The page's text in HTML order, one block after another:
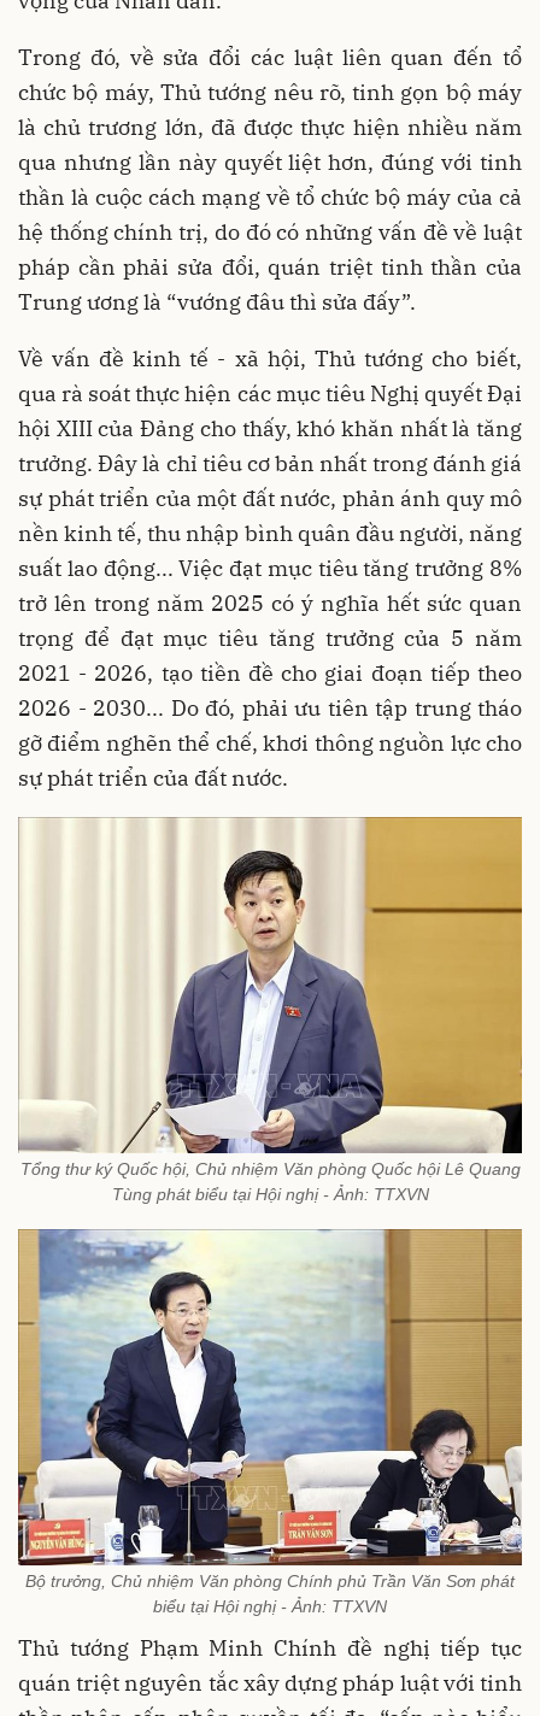
Trong đó, về sửa đổi các luật liên quan đến tổ
chức bộ máy, Thủ tướng nêu rõ, tinh gọn bộ máy
là chủ trương lớn, đã được thực hiện nhiều năm
qua nhưng lần này quyết liệt hơn, đúng với tinh
thần là cuộc cách mạng về tổ chức bộ máy của cả
hệ thống chính trị, do đó có những vấn đề về luật
pháp cần phải sửa đổi, quán triệt tinh thần của
Trung ương là “vướng đâu thì sửa đấy”.
Về vấn đề kinh tế - xã hội, Thủ tướng cho biết,
qua rà soát thực hiện các mục tiêu Nghị quyết Đại
hội XIII của Đảng cho thấy, khó khăn nhất là tăng
trưởng. Đây là chỉ tiêu cơ bản nhất trong đánh giá
sự phát triển của một đất nước, phản ánh quy mô
nền kinh tế, thu nhập bình quân đầu người, năng
suất lao động... Việc đạt mục tiêu tăng trưởng 8%
trở lên trong năm 2025 có ý nghĩa hết sức quan
trọng để đạt mục tiêu tăng trưởng của 5 năm
2021 - 2026, tạo tiền đề cho giai đoạn tiếp theo
2026 - 2030... Do đó, phải ưu tiên tập trung tháo
gỡ điểm nghẽn thể chế, khơi thông nguồn lực cho
sự phát triển của đất nước.
Tổng thư ký Quốc hội, Chủ nhiệm Văn phòng Quốc hội Lê Quang
Tùng phát biểu tại Hội nghị - Ảnh: TTXVN
Bộ trưởng, Chủ nhiệm Văn phòng Chính phủ Trần Văn Sơn phát
biểu tại Hội nghị - Ảnh: TTXVN
Thủ tướng Phạm Minh Chính đề nghị tiếp tục
quán triệt nguyên tắc xây dựng pháp luật với tinh